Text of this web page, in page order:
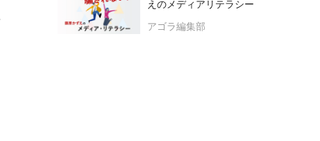
えのメディアリテラシー
アゴラ編集部